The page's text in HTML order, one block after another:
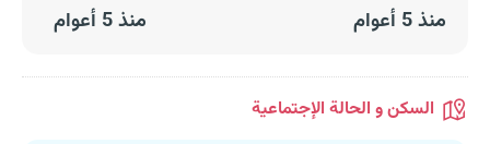
منذ 5 أعوام
منذ 5 أعوام
السكن و الحالة الإجتماعية